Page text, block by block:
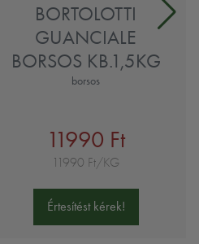
BORTOLOTTI
GUANCIALE
BORSOS KB.1,5KG
borsos
11990 Ft
11990 Ft/KG
Értesítést kérek!